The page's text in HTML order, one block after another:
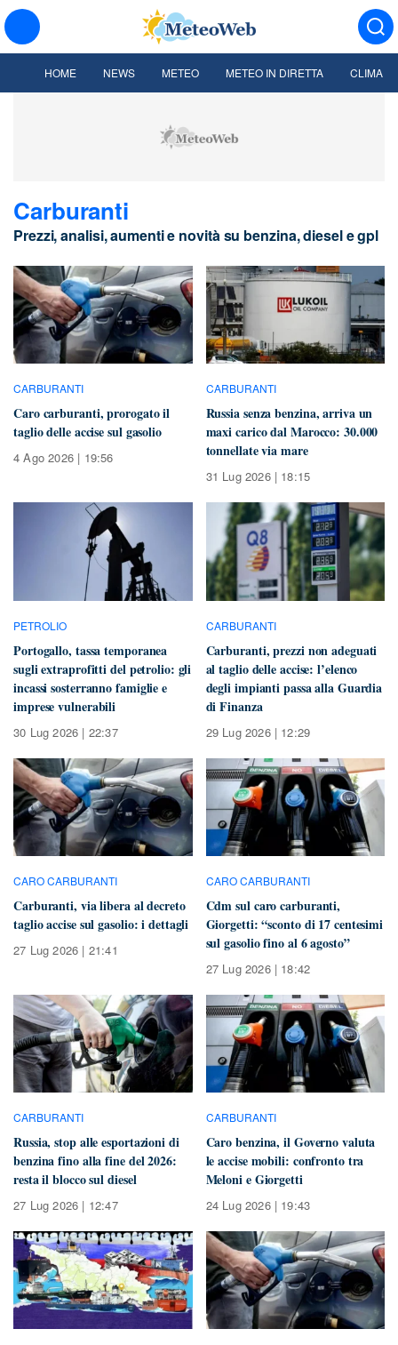
HOME NEWS METEO METEO IN DIRETTA CLIMA
Carburanti
Prezzi, analisi, aumenti e novità su benzina, diesel e gpl
CARBURANTI
Caro carburanti, prorogato il
taglio delle accise sul gasolio
4 Ago 2026 | 19:56
CARBURANTI
Russia senza benzina, arriva un
maxi carico dal Marocco: 30.000
tonnellate via mare
31 Lug 2026 | 18:15
PETROLIO
Portogallo, tassa temporanea
sugli extraprofitti del petrolio: gli
incassi sosterranno famiglie e
imprese vulnerabili
30 Lug 2026 | 22:37
CARBURANTI
Carburanti, prezzi non adeguati
al taglio delle accise: l’elenco
degli impianti passa alla Guardia
di Finanza
29 Lug 2026 | 12:29
CARO CARBURANTI
Carburanti, via libera al decreto
taglio accise sul gasolio: i dettagli
27 Lug 2026 | 21:41
CARO CARBURANTI
Cdm sul caro carburanti,
Giorgetti: “sconto di 17 centesimi
sul gasolio fino al 6 agosto”
27 Lug 2026 | 18:42
CARBURANTI
Russia, stop alle esportazioni di
benzina fino alla fine del 2026:
resta il blocco sul diesel
27 Lug 2026 | 12:47
CARBURANTI
Caro benzina, il Governo valuta
le accise mobili: confronto tra
Meloni e Giorgetti
24 Lug 2026 | 19:43